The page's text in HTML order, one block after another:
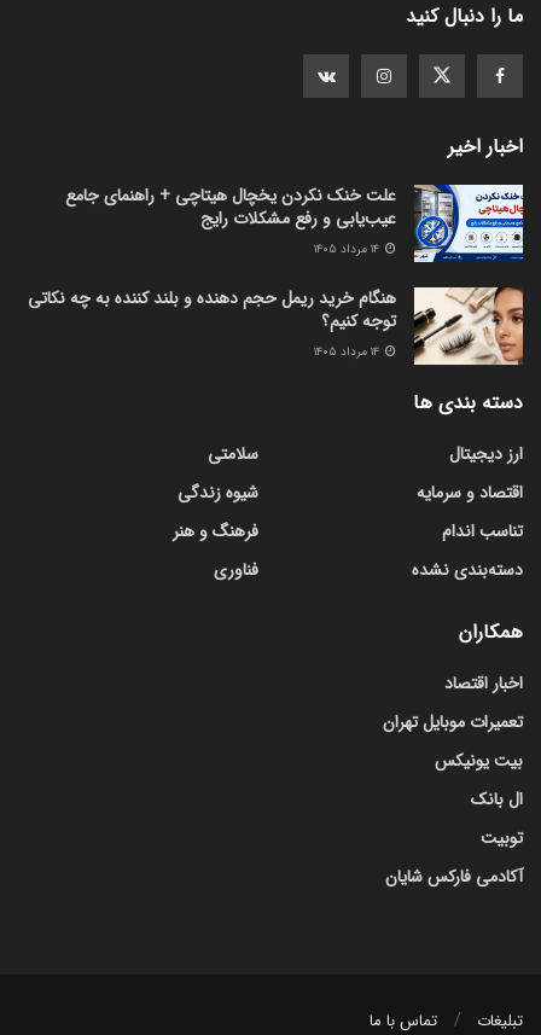
ما را دنبال کنید
اخبار اخیر
علت خنک نکردن یخچال هیتاچی + راهنمای جامع
عیب‌یابی و رفع مشکلات رایج
هنگام خرید ریمل حجم دهنده و بلند کننده به چه نکاتی
توجه کنیم؟
دسته بندی ها
ارز دیجیتال
اقتصاد و سرمایه
تناسب اندام
دسته‌بندی نشده
سلامتی
شیوه زندگی
فرهنگ و هنر
فناوری
همکاران
اخبار اقتصاد
تعمیرات موبایل تهران
بیت یونیکس
ال بانک
توبیت
آکادمی فارکس شایان
تبلیغات تماس با ما